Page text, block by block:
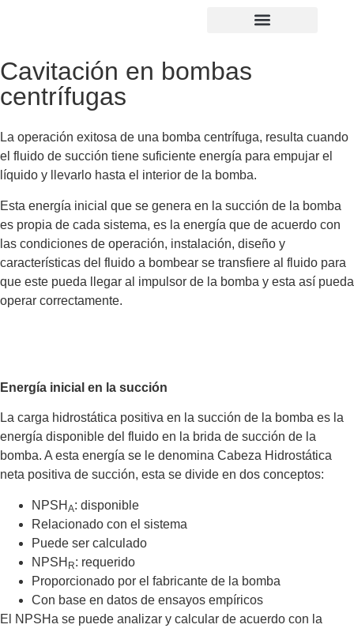
Cavitación en bombas
centrífugas
La operación exitosa de una bomba centrífuga, resulta cuando
el fluido de succión tiene suficiente energía para empujar el
líquido y llevarlo hasta el interior de la bomba.
Esta energía inicial que se genera en la succión de la bomba
es propia de cada sistema, es la energía que de acuerdo con
las condiciones de operación, instalación, diseño y
características del fluido a bombear se transfiere al fluido para
que este pueda llegar al impulsor de la bomba y esta así pueda
operar correctamente.
Energía inicial en la succión
La carga hidrostática positiva en la succión de la bomba es la
energía disponible del fluido en la brida de succión de la
bomba. A esta energía se le denomina Cabeza Hidrostática
neta positiva de succión, esta se divide en dos conceptos:
NPSH A: disponible
Relacionado con el sistema
Puede ser calculado
NPSH R: requerido
Proporcionado por el fabricante de la bomba
Con base en datos de ensayos empíricos
El NPSHa se puede analizar y calcular de acuerdo con la